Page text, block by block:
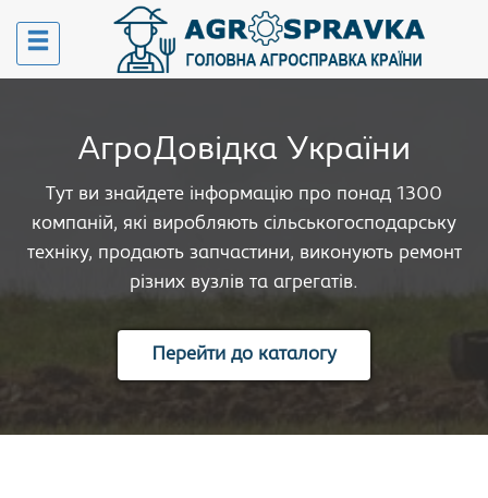
АгроДовідка України
Тут ви знайдете інформацію про понад 1300
компаній, які виробляють сільськогосподарську
техніку, продають запчастини, виконують ремонт
різних вузлів та агрегатів.
Перейти до каталогу